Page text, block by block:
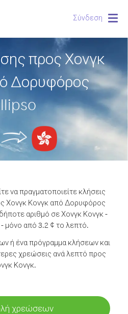
Σύνδεση
προς Χονγκ
Δορυφόρος
να πραγματοποιείτε κλήσεις
Χονγκ Κονγκ από Δορυφόρος
αριθμό σε Χονγκ Κονγκ -
μόνο από 3.2 ¢ το λεπτό.
ή ένα πρόγραμμα κλήσεων και
χρεώσεις ανά λεπτό προς
Κονγκ.
χρεώσεων